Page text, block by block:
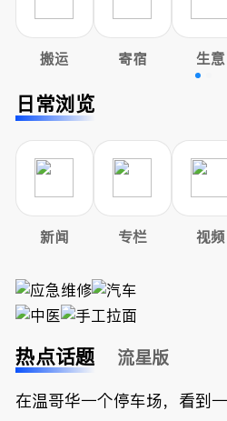
搬运 寄宿 生意
日常浏览
新闻 专栏 视频
热点话题 流星版
在温哥华一个停车场，看到